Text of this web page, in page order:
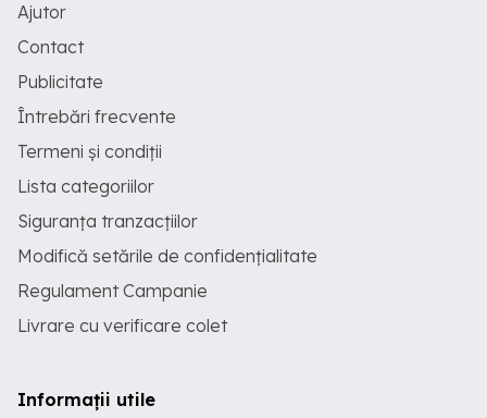
Ajutor
Contact
Publicitate
Întrebări frecvente
Termeni și condiții
Lista categoriilor
Siguranța tranzacțiilor
Modifică setările de confidențialitate
Regulament Campanie
Livrare cu verificare colet
Informații utile